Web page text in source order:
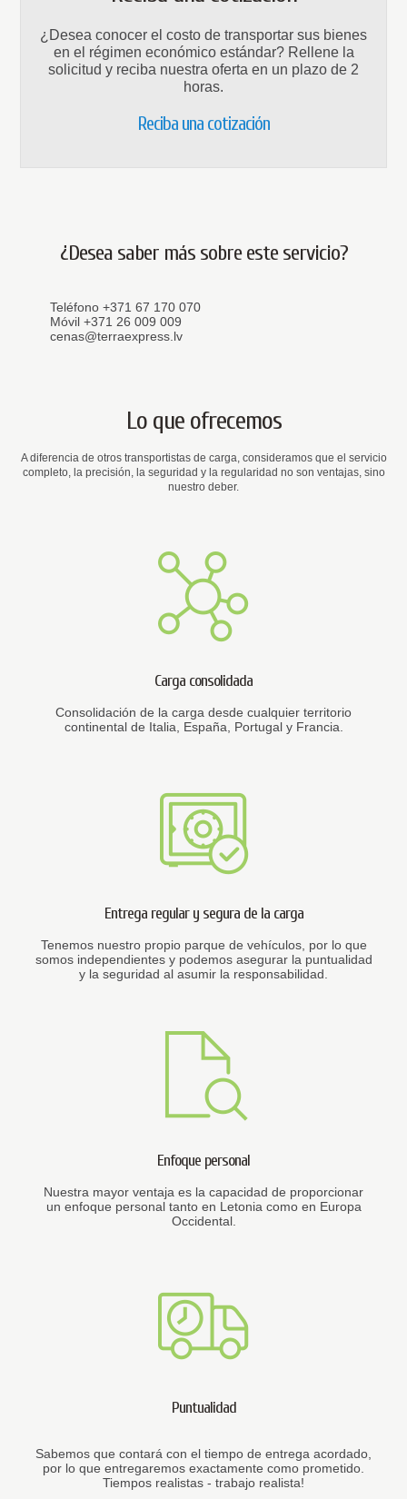
¿Desea conocer el costo de transportar sus bienes
en el régimen económico estándar? Rellene la
solicitud y reciba nuestra oferta en un plazo de 2
horas.
Reciba una cotización
¿Desea saber más sobre este servicio?
Teléfono +371 67 170 070
Móvil +371 26 009 009
cenas@terraexpress.lv
Lo que ofrecemos
A diferencia de otros transportistas de carga, consideramos que el servicio
completo, la precisión, la seguridad y la regularidad no son ventajas, sino
nuestro deber.
Carga consolidada
Consolidación de la carga desde cualquier territorio
continental de Italia, España, Portugal y Francia.
Entrega regular y segura de la carga
Tenemos nuestro propio parque de vehículos, por lo que
somos independientes y podemos asegurar la puntualidad
y la seguridad al asumir la responsabilidad.
Enfoque personal
Nuestra mayor ventaja es la capacidad de proporcionar
un enfoque personal tanto en Letonia como en Europa
Occidental.
Puntualidad
Sabemos que contará con el tiempo de entrega acordado,
por lo que entregaremos exactamente como prometido.
Tiempos realistas - trabajo realista!